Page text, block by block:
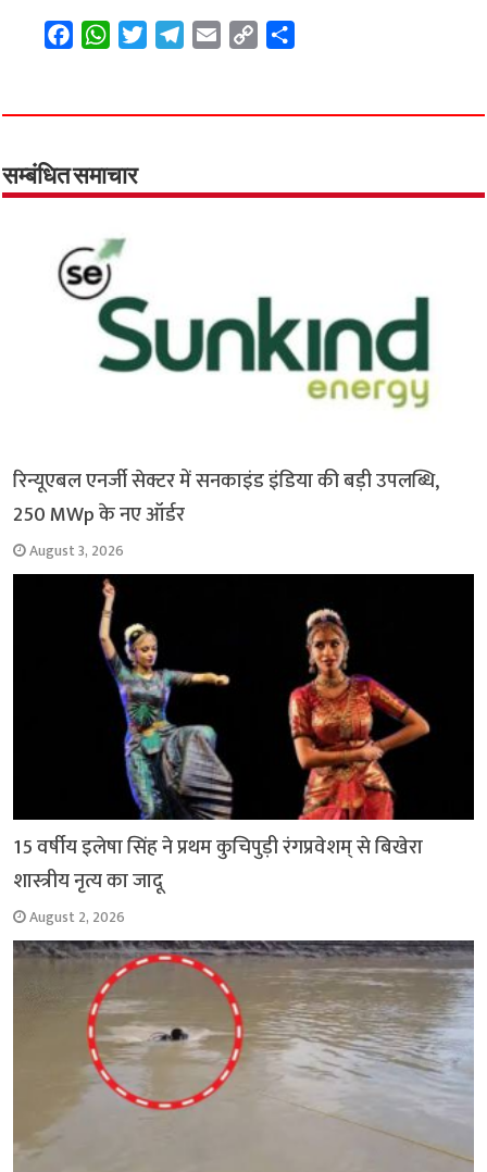
F
e
o
o
W
t
A
p
p
T
t
r
T
e
a
E
i
C
y
n
r
सम्बंधित समाचार
रिन्यूएबल एनर्जी सेक्टर में सनकाइंड इंडिया की बड़ी उपलब्धि,
250 MWp के नए ऑर्डर
August 3, 2026
15 वर्षीय इलेषा सिंह ने प्रथम कुचिपुड़ी रंगप्रवेशम् से बिखेरा
शास्त्रीय नृत्य का जादू
August 2, 2026